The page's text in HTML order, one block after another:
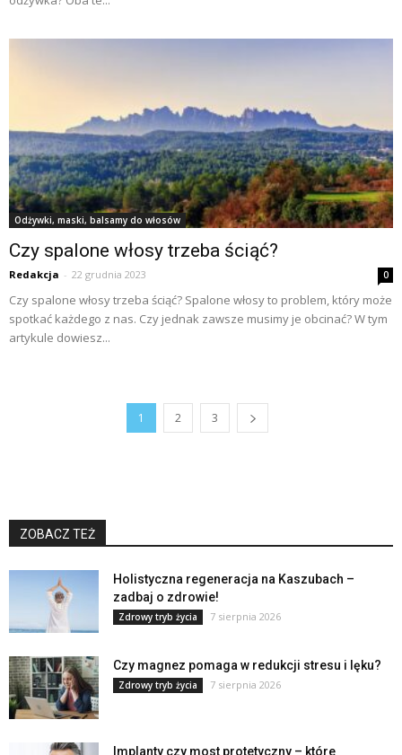
Odżywki, maski, balsamy do włosów
Czy spalone włosy trzeba ściąć?
Redakcja - 22 grudnia 2023 0
Czy spalone włosy trzeba ściąć? Spalone włosy to problem, który może
spotkać każdego z nas. Czy jednak zawsze musimy je obcinać? W tym
artykule dowiesz...
1 2 3
ZOBACZ TEŻ
Holistyczna regeneracja na Kaszubach –
zadbaj o zdrowie!
Zdrowy tryb życia 7 sierpnia 2026
Czy magnez pomaga w redukcji stresu i lęku?
Zdrowy tryb życia 7 sierpnia 2026
Implanty czy most protetyczny – które